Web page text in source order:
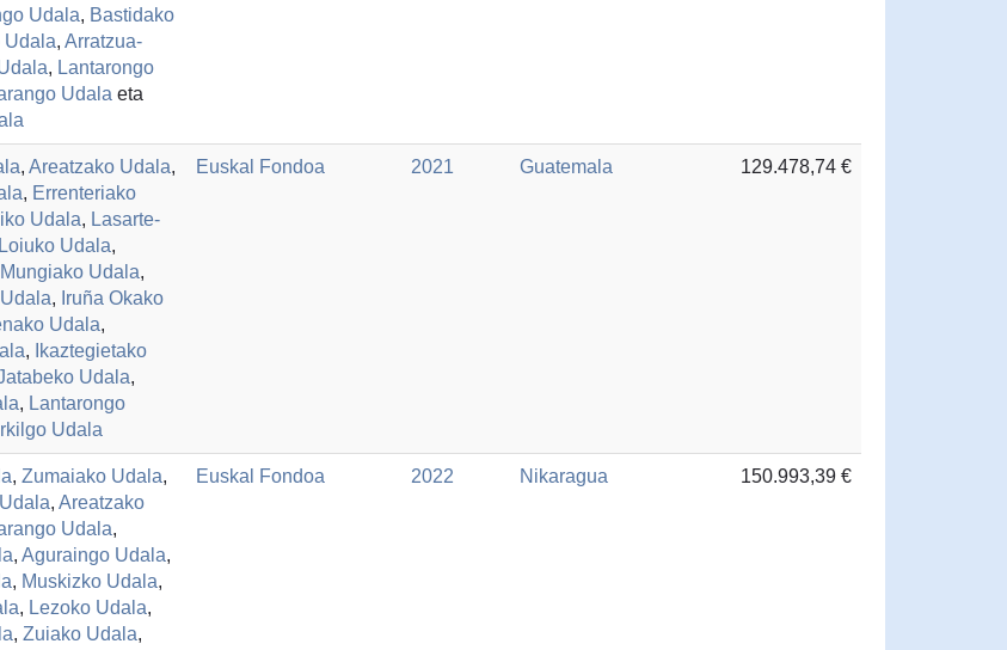
Udala, Bastidako
Udala, Arratzua-
, Lantarongo
Udala eta
, Areatzako Udala,
, Errenteriako
Udala, Lasarte-
Loiuko Udala,
Mungiako Udala,
, Iruña Okako
Udala,
,
Ikaztegietako
Udala,
, Lantarongo
Udala
Euskal Fondoa 2021 Guatemala 129.478,74 €
, Zumaiako Udala,
, Areatzako
Udala,
, Aguraingo Udala,
, Muskizko Udala,
, Lezoko Udala,
, Zuiako Udala,
Euskal Fondoa 2022 Nikaragua 150.993,39 €